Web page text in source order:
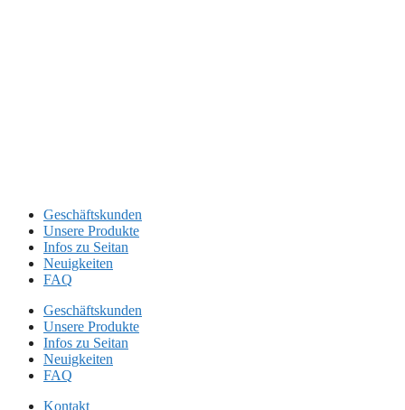
Geschäftskunden
Unsere Produkte
Infos zu Seitan
Neuigkeiten
FAQ
Geschäftskunden
Unsere Produkte
Infos zu Seitan
Neuigkeiten
FAQ
Kontakt